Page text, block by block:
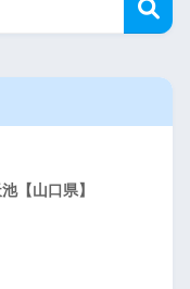
【山口県】